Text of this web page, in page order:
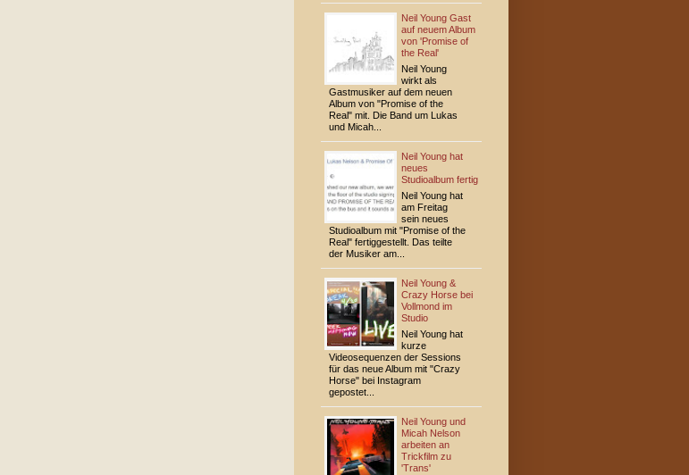
Neil Young Gast
auf neuem Album
von 'Promise of
the Real'
Neil Young
wirkt als
Gastmusiker auf dem neuen
Album von "Promise of the
Real" mit. Die Band um Lukas
und Micah...
Neil Young hat
neues
Studioalbum fertig
Neil Young hat
am Freitag
sein neues
Studioalbum mit "Promise of the
Real" fertiggestellt. Das teilte
der Musiker am...
Neil Young &
Crazy Horse bei
Vollmond im
Studio
Neil Young hat
kurze
Videosequenzen der Sessions
für das neue Album mit "Crazy
Horse" bei Instagram
gepostet...
Neil Young und
Micah Nelson
arbeiten an
Trickfilm zu
'Trans'